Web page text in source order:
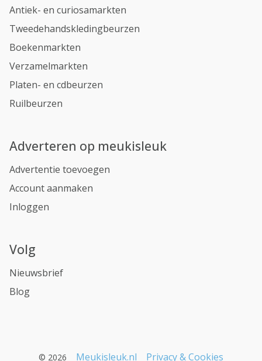
Antiek- en curiosamarkten
Tweedehandskledingbeurzen
Boekenmarkten
Verzamelmarkten
Platen- en cdbeurzen
Ruilbeurzen
Adverteren op meukisleuk
Advertentie toevoegen
Account aanmaken
Inloggen
Volg
Nieuwsbrief
Blog
© 2026 Meukisleuk.nl Privacy & Cookies